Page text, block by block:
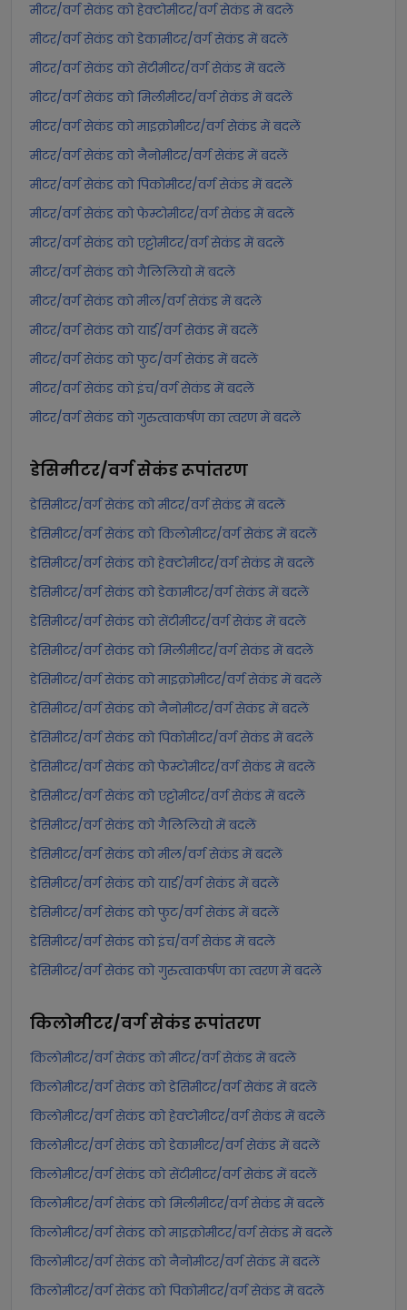
मीटर/वर्ग सेकंड को हेक्टोमीटर/वर्ग सेकंड में बदलें
मीटर/वर्ग सेकंड को डेकामीटर/वर्ग सेकंड में बदलें
मीटर/वर्ग सेकंड को सेंटीमीटर/वर्ग सेकंड में बदलें
मीटर/वर्ग सेकंड को मिलीमीटर/वर्ग सेकंड में बदलें
मीटर/वर्ग सेकंड को माइक्रोमीटर/वर्ग सेकंड में बदलें
मीटर/वर्ग सेकंड को नैनोमीटर/वर्ग सेकंड में बदलें
मीटर/वर्ग सेकंड को पिकोमीटर/वर्ग सेकंड में बदलें
मीटर/वर्ग सेकंड को फेम्टोमीटर/वर्ग सेकंड में बदलें
मीटर/वर्ग सेकंड को एट्टोमीटर/वर्ग सेकंड में बदलें
मीटर/वर्ग सेकंड को गैलिलियो में बदलें
मीटर/वर्ग सेकंड को मील/वर्ग सेकंड में बदलें
मीटर/वर्ग सेकंड को यार्ड/वर्ग सेकंड में बदलें
मीटर/वर्ग सेकंड को फुट/वर्ग सेकंड में बदलें
मीटर/वर्ग सेकंड को इंच/वर्ग सेकंड में बदलें
मीटर/वर्ग सेकंड को गुरुत्वाकर्षण का त्वरण में बदलें
डेसिमीटर/वर्ग सेकंडरूपांतरण
डेसिमीटर/वर्ग सेकंड को मीटर/वर्ग सेकंड में बदलें
डेसिमीटर/वर्ग सेकंड को किलोमीटर/वर्ग सेकंड में बदलें
डेसिमीटर/वर्ग सेकंड को हेक्टोमीटर/वर्ग सेकंड में बदलें
डेसिमीटर/वर्ग सेकंड को डेकामीटर/वर्ग सेकंड में बदलें
डेसिमीटर/वर्ग सेकंड को सेंटीमीटर/वर्ग सेकंड में बदलें
डेसिमीटर/वर्ग सेकंड को मिलीमीटर/वर्ग सेकंड में बदलें
डेसिमीटर/वर्ग सेकंड को माइक्रोमीटर/वर्ग सेकंड में बदलें
डेसिमीटर/वर्ग सेकंड को नैनोमीटर/वर्ग सेकंड में बदलें
डेसिमीटर/वर्ग सेकंड को पिकोमीटर/वर्ग सेकंड में बदलें
डेसिमीटर/वर्ग सेकंड को फेम्टोमीटर/वर्ग सेकंड में बदलें
डेसिमीटर/वर्ग सेकंड को एट्टोमीटर/वर्ग सेकंड में बदलें
डेसिमीटर/वर्ग सेकंड को गैलिलियो में बदलें
डेसिमीटर/वर्ग सेकंड को मील/वर्ग सेकंड में बदलें
डेसिमीटर/वर्ग सेकंड को यार्ड/वर्ग सेकंड में बदलें
डेसिमीटर/वर्ग सेकंड को फुट/वर्ग सेकंड में बदलें
डेसिमीटर/वर्ग सेकंड को इंच/वर्ग सेकंड में बदलें
डेसिमीटर/वर्ग सेकंड को गुरुत्वाकर्षण का त्वरण में बदलें
किलोमीटर/वर्ग सेकंडरूपांतरण
किलोमीटर/वर्ग सेकंड को मीटर/वर्ग सेकंड में बदलें
किलोमीटर/वर्ग सेकंड को डेसिमीटर/वर्ग सेकंड में बदलें
किलोमीटर/वर्ग सेकंड को हेक्टोमीटर/वर्ग सेकंड में बदलें
किलोमीटर/वर्ग सेकंड को डेकामीटर/वर्ग सेकंड में बदलें
किलोमीटर/वर्ग सेकंड को सेंटीमीटर/वर्ग सेकंड में बदलें
किलोमीटर/वर्ग सेकंड को मिलीमीटर/वर्ग सेकंड में बदलें
किलोमीटर/वर्ग सेकंड को माइक्रोमीटर/वर्ग सेकंड में बदलें
किलोमीटर/वर्ग सेकंड को नैनोमीटर/वर्ग सेकंड में बदलें
किलोमीटर/वर्ग सेकंड को पिकोमीटर/वर्ग सेकंड में बदलें